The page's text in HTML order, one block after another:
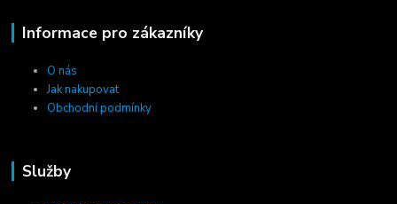
Informace pro zákazníky
O nás
Jak nakupovat
Obchodní podmínky
Služby